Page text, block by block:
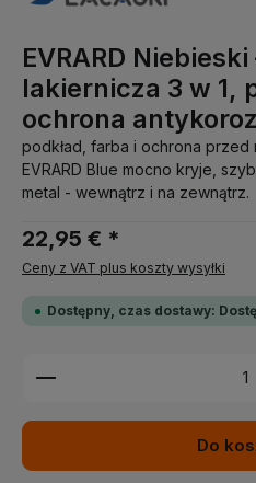
EVRARD Niebieski
lakiernicza 3 w 1,
ochrona
podkład, farba i ochrona przed
EVRARD Blue mocno kryje,
metal - wewnątrz i na zewnątrz.
22,95 € *
Ceny z VAT plus koszty wysyłki
Dostępny, czas dostawy:
Ilość produktu:
Do